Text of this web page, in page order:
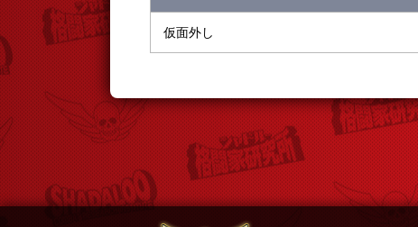
201812 Ver.
CHAMPION
CE202002 Ver.
CE202003 Ver.
仮面外し